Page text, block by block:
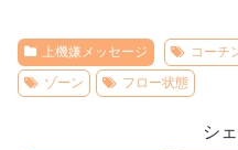
上機嫌メッセージ コーチ
ゾーン
フロー状態
シ